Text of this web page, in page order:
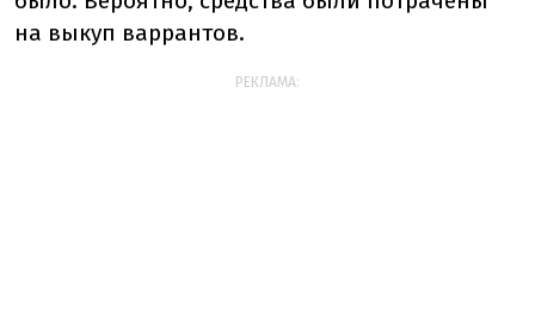
на выкуп варрантов.
РЕКЛАМА: